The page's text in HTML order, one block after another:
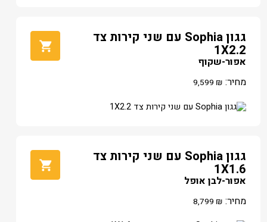
גגון Sophia עם שני קירות צד
1X2.2
אפור-שקוף
מחיר:
9,599 ₪
גגון Sophia עם שני קירות צד
1X1.6
אפור-לבן אופל
מחיר:
8,799 ₪